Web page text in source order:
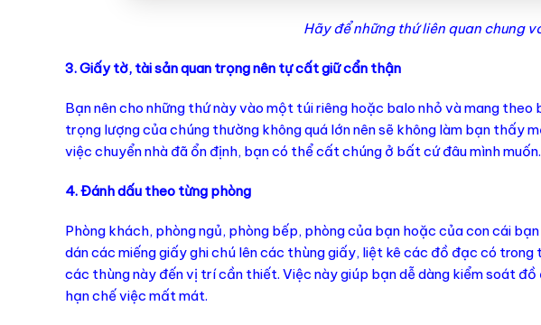
Hãy để những thứ liên quan chung
3. Giấy tờ, tài sản quan trọng nên tự cất giữ cẩn thận
Bạn nên cho những thứ này vào một túi riêng hoặc balo nhỏ và mang theo
trọng lượng của chúng thường không quá lớn nên sẽ không làm bạn thấy
việc chuyển nhà đã ổn định, bạn có thể cất chúng ở bất cứ đâu mình muốn.
4. Đánh dấu theo từng phòng
Phòng khách, phòng ngủ, phòng bếp, phòng của bạn hoặc của con cái
dán các miếng giấy ghi chú lên các thùng giấy, liệt kê các đồ đạc có
các thùng này đến vị trí cần thiết. Việc này giúp bạn dễ dàng kiểm soát
hạn chế việc mất mát.